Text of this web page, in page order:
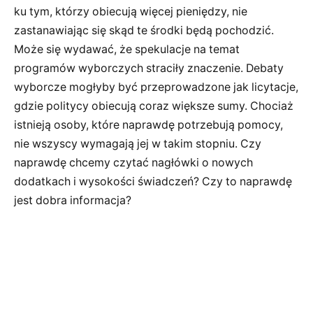
ku tym, którzy obiecują więcej pieniędzy, nie
zastanawiając się skąd te środki będą pochodzić.
Może się wydawać, że spekulacje na temat
programów wyborczych straciły znaczenie. Debaty
wyborcze mogłyby być przeprowadzone jak licytacje,
gdzie politycy obiecują coraz większe sumy. Chociaż
istnieją osoby, które naprawdę potrzebują pomocy,
nie wszyscy wymagają jej w takim stopniu. Czy
naprawdę chcemy czytać nagłówki o nowych
dodatkach i wysokości świadczeń? Czy to naprawdę
jest dobra informacja?